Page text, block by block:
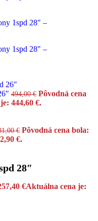
494,00€ Pôvodná cena
444,60 €.
€ Pôvodná cena bola:
€.
28″
€Aktuálna cena je: